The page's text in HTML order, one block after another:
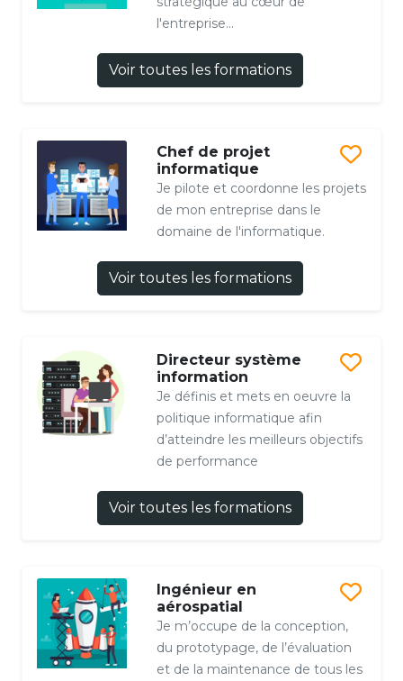
l'entreprise...
Voir toutes les formations
Chef de projet
informatique
Je pilote et coordonne les projets
de mon entreprise dans le
domaine de l'informatique.
Voir toutes les formations
Directeur système
information
Je définis et mets en oeuvre la
politique informatique afin
d’atteindre les meilleurs objectifs
de performance
Voir toutes les formations
Ingénieur en
aérospatial
Je m’occupe de la conception,
du prototypage, de l’évaluation
et de la maintenance de tous les